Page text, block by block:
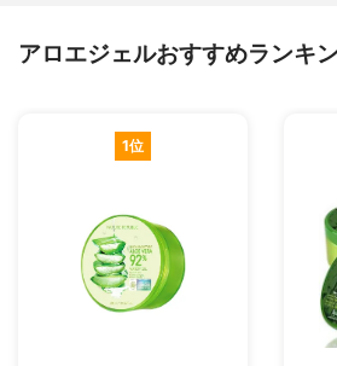
アロエジェルおすすめランキ
1位